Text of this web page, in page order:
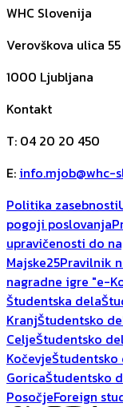
WHC Slovenija
Verovškova ulica 55
1000 Ljubljana
Kontakt
T: 04 20 20 450
E: info.mjob@whc-
Politika zasebnosti
pogoji poslovanja
upravičenosti do
Majske25Pravilnik
nagradne igre "e-
Študentska dela
KranjŠtudentsko
CeljeŠtudentsko
KočevjeŠtudentsko
GoricaŠtudentsko
PosočjeForeign